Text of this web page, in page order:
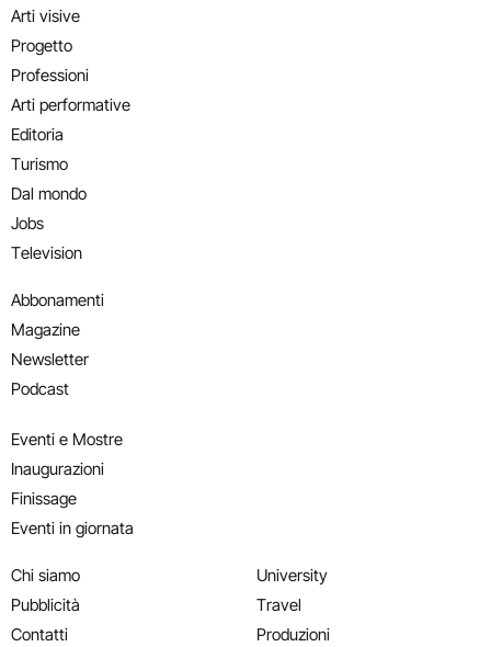
Arti visive
Progetto
Professioni
Arti performative
Editoria
Turismo
Dal mondo
Jobs
Television
Abbonamenti
Magazine
Newsletter
Podcast
Eventi e Mostre
Inaugurazioni
Finissage
Eventi in giornata
Chi siamo
Pubblicità
Contatti
University
Travel
Produzioni